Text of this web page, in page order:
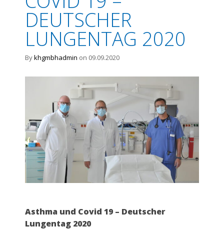
DEUTSCHER
LUNGENTAG 2020
Bykhgmbhadmin on 09.09.2020
Asthma und Covid 19 – Deutscher
Lungentag 2020